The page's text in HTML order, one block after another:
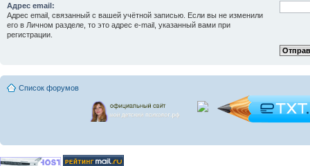
Адрес email:
Адрес email, связанный с вашей учётной записью. Если вы не изменили
его в Личном разделе, то это адрес e-mail, указанный вами при
регистрации.
Список форумов